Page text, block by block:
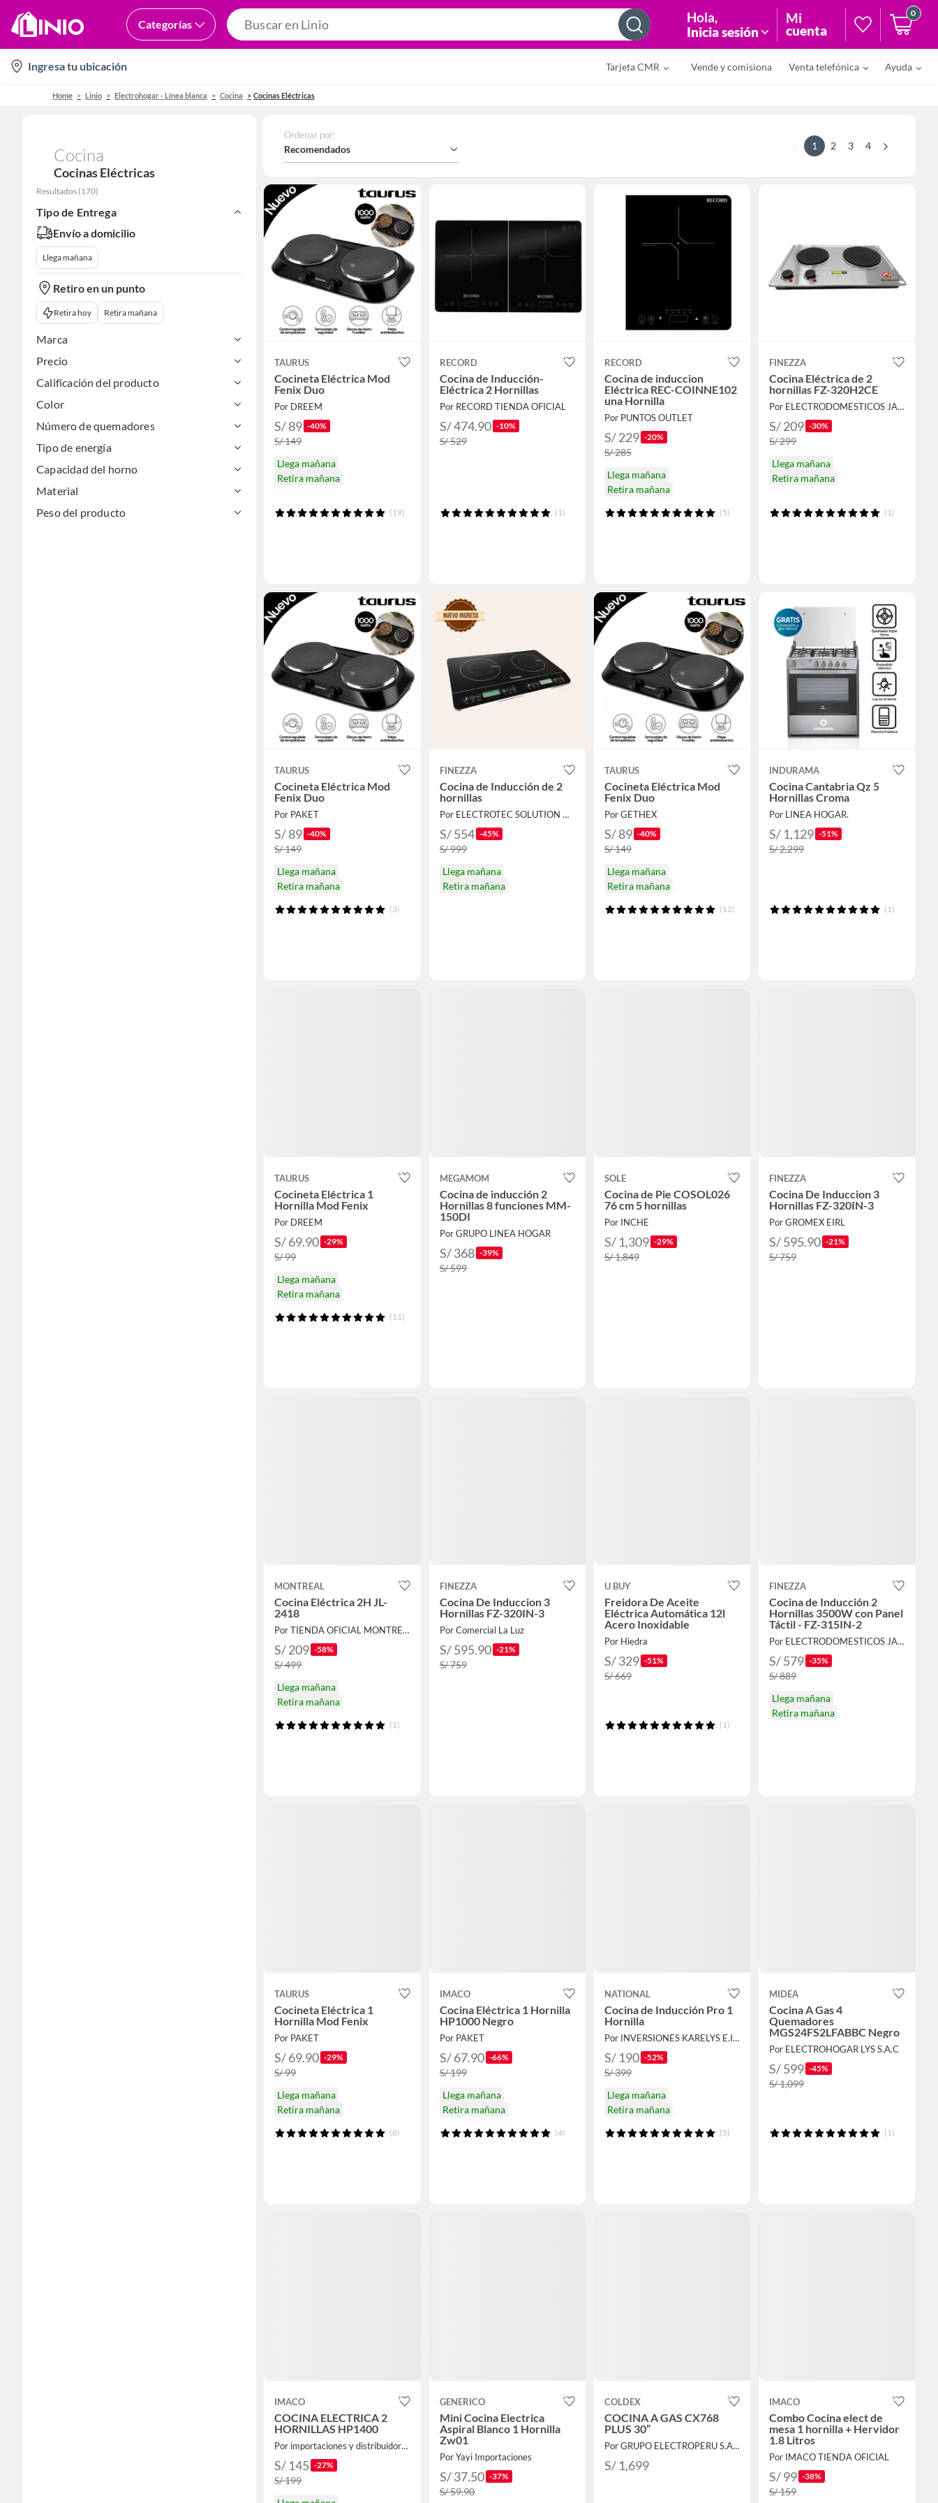
Categorías
Bar
Hola,
Inicia sesión
Mi
cuenta
0
location-
icon
Ingresa tu ubicación Tarjeta CMR Vende y comisiona Venta telefónica Ayuda
Home Linio Electrohogar - Línea blanca Cocina Cocinas Eléctricas
Cocina
Cocinas Eléctricas
Resultados (170)
Tipo de Entrega
Envío a domicilio
Llega mañana
Retiro en un punto
Retira hoy Retira mañana
Marca
Precio
Calificación del producto
Color
Número de quemadores
Tipo de energía
Capacidad del horno
Material
Peso del producto
Ordenar por:
Recomendados 1 2 3 4
TAURUS
Cocineta Eléctrica Mod
Fenix Duo
Por DREEM
S/ 89 -40%
S/ 149
Llega mañana
Retira mañana
(19)
RECORD
Cocina de Inducción-
Eléctrica 2 Hornillas
Por RECORD TIENDA OFICIAL
S/ 474.90 -10%
S/ 529
(1)
RECORD
Cocina de induccion
Eléctrica REC-COINNE102
una Hornilla
Por PUNTOS OUTLET
S/ 229 -20%
S/ 285
Llega mañana
Retira mañana
(5)
FINEZZA
Cocina Eléctrica de 2
hornillas FZ-320H2CE
Por ELECTRODOMESTICOS JARED
S/ 209 -30%
S/ 299
Llega mañana
Retira mañana
(1)
TAURUS
Cocineta Eléctrica Mod
Fenix Duo
Por PAKET
S/ 89 -40%
S/ 149
Llega mañana
Retira mañana
(3)
FINEZZA
Cocina de Inducción de 2
hornillas
Por ELECTROTEC SOLUTION DA
S/ 554 -45%
S/ 999
Llega mañana
Retira mañana
TAURUS
Cocineta Eléctrica Mod
Fenix Duo
Por GETHEX
S/ 89 -40%
S/ 149
Llega mañana
Retira mañana
(12)
INDURAMA
Cocina Cantabria Qz 5
Hornillas Croma
Por LINEA HOGAR.
S/ 1,129 -51%
S/ 2,299
(1)
TAURUS
Cocineta Eléctrica 1
Hornilla Mod Fenix
Por DREEM
S/ 69.90 -29%
S/ 99
Llega mañana
Retira mañana
(11)
MEGAMOM
Cocina de inducción 2
Hornillas 8 funciones MM-
150DI
Por GRUPO LINEA HOGAR
S/ 368 -39%
S/ 599
SOLE
Cocina de Pie COSOL026
76 cm 5 hornillas
Por INCHE
S/ 1,309 -29%
S/ 1,849
FINEZZA
Cocina De Induccion 3
Hornillas FZ-320IN-3
Por GROMEX EIRL
S/ 595.90 -21%
S/ 759
MONTREAL
Cocina Eléctrica 2H JL-
2418
Por TIENDA OFICIAL MONTREAL
S/ 209 -58%
S/ 499
Llega mañana
Retira mañana
(1)
FINEZZA
Cocina De Induccion 3
Hornillas FZ-320IN-3
Por Comercial La Luz
S/ 595.90 -21%
S/ 759
U BUY
Freidora De Aceite
Eléctrica Automática 12l
Acero Inoxidable
Por Hiedra
S/ 329 -51%
S/ 669
(1)
FINEZZA
Cocina de Inducción 2
Hornillas 3500W con Panel
Táctil - FZ-315IN-2
Por ELECTRODOMESTICOS JARED
S/ 579 -35%
S/ 889
Llega mañana
Retira mañana
TAURUS
Cocineta Eléctrica 1
Hornilla Mod Fenix
Por PAKET
S/ 69.90 -29%
S/ 99
Llega mañana
Retira mañana
(6)
IMACO
Cocina Eléctrica 1 Hornilla
HP1000 Negro
Por PAKET
S/ 67.90 -66%
S/ 199
Llega mañana
Retira mañana
(4)
NATIONAL
Cocina de Inducción Pro 1
Hornilla
Por INVERSIONES KARELYS E.I.R.L
S/ 190 -52%
S/ 399
Llega mañana
Retira mañana
(5)
MIDEA
Cocina A Gas 4
Quemadores
MGS24FS2LFABBC Negro
Por ELECTROHOGAR LYS S.A.C
S/ 599 -45%
S/ 1,099
(1)
IMACO
COCINA ELECTRICA 2
HORNILLAS HP1400
Por importaciones y distribuidora A y F
S/ 145 -27%
S/ 199
GENERICO
Mini Cocina Electrica
Aspiral Blanco 1 Hornilla
Zw01
Por Yayi Importaciones
S/ 37.50 -37%
S/ 59.90
COLDEX
COCINA A GAS CX768
PLUS 30”
Por GRUPO ELECTROPERU S.A.C.
S/ 1,699
IMACO
Combo Cocina elect de
mesa 1 hornilla + Hervidor
1.8 Litros
Por IMACO TIENDA OFICIAL
S/ 99 -38%
S/ 159